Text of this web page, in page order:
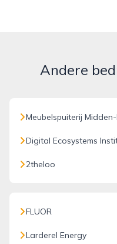
Andere
Meubelspuiterij
Digital Ecosystems
2theloo
FLUOR
Larderel Energy